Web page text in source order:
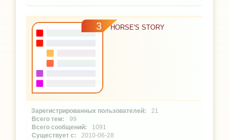
3 HORSE'S STORY
21
99
1091
2010-06-28